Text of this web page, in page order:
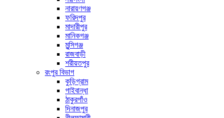
নারায়ণগঞ্জ
ফরিদপুর
মাদারীপুর
মানিকগঞ্জ
মুন্সিগঞ্জ
রাজবাড়ী
শরীয়তপুর
রংপুর বিভাগ
কুড়িগ্রাম
গাইবান্ধা
ঠাকুরগাঁও
দিনাজপুর